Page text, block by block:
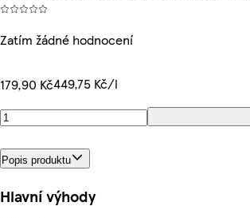
Zatím žádné hodnocení
179,90 Kč449,75 Kč/l
Popis produktu
Hlavní výhody